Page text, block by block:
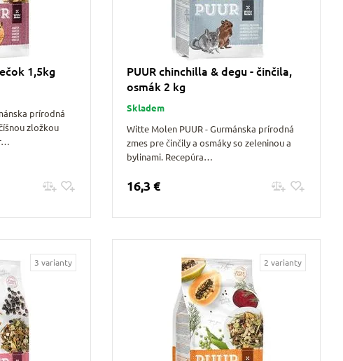
1,5kg
prírodná
zložkou
PUUR chinchilla & degu - činčila,
osmák 2 kg
Skladem
Witte Molen PUUR - Gurmánska prírodná
zmes pre činčily a osmáky so zeleninou a
bylinami. Recepúra…
16,3 €
3 varianty 2 varianty